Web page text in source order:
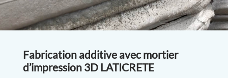
Fabrication additive avec mortier
d’impression 3D LATICRETE